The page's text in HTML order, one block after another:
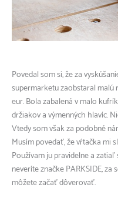
Povedal som si, že za
supermarketu zaobstaral malú
eur. Bola zabalená v malo
držiakov a výmenných hlavíc.
Vtedy som však za podobné
Musím povedať, že vŕtačka mi
Používam ju pravidelne a
neveríte značke PARKSIDE,
môžete začať dôverovať.